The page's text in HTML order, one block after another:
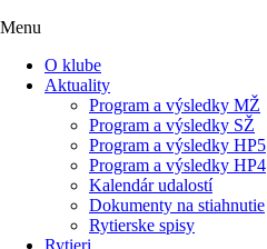
Menu
O klube
Aktuality
Program a výsledky MŽ
Program a výsledky SŽ
Program a výsledky HP5
Program a výsledky HP4
Kalendár udalostí
Dokumenty na stiahnutie
Rytierske spisy
Rytieri